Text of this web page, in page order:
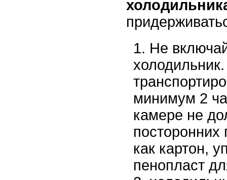
Не
минимум 2
камере не
посторонних
как картон,
пенопласт